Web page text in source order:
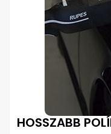
HOSSZABB